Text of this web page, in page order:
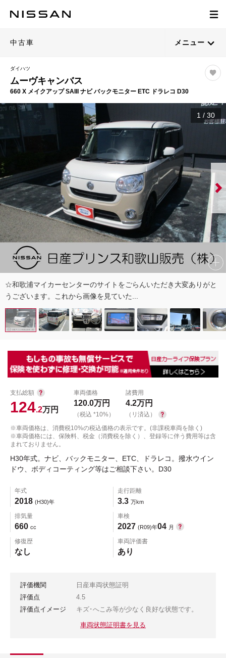
中古車 メニュー
ダイハツ
ムーヴキャンバス
660 X メイクアップ SAIII ナビ バックモニター ETC ドラレコ D30
1 / 30
☆和歌浦マイカーセンターのサイトをごらんいただき大変ありがと
うございます。これから画像を見ていた...
支払総額
124.2万円
車両価格
120.0万円
（税込 *10%）
諸費用
4.2万円
（リ済込）
※車両価格は、消費税10%の税込価格の表示です。(非課税車両を除く)
※車両価格には、保険料、税金（消費税を除く）、登録等に伴う費用等は含
まれておりません。
H30年式。ナビ、バックモニター、ETC、ドラレコ。撥水ウイン
ドウ、ボディコーティング等はご相談下さい。D30
年式
2018 (H30)年
走行距離
3.3 万km
排気量
660 cc
車検
2027 (R09)年04 月
修復歴
なし
車両評価書
あり
評価機関
日産車両状態証明
評価点
4.5
評価点イメージ
キズ･へこみ等が少なく良好な状態です。
車両状態証明書を見る